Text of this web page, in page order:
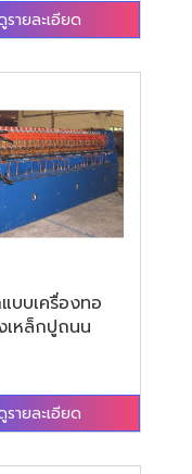
รายละเอียด
บบเครื่องทอ
เหล็กปูถนน
รายละเอียด